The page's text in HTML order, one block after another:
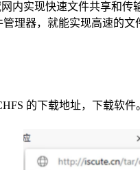
内实现快速文件共享和
理器，就能实现高速的文
的下载地址，下载软件